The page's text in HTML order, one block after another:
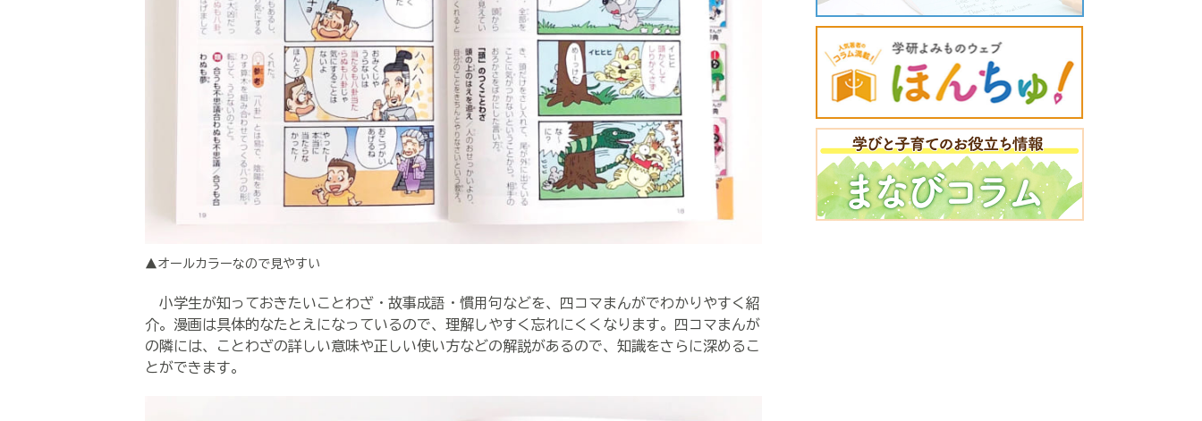
▲オールカラーなので見やすい
小学生が知っておきたいことわざ・故事成語・慣用句などを、四コマまんがでわかりやすく紹
介。漫画は具体的なたとえになっているので、理解しやすく忘れにくくなります。四コマまんが
の隣には、ことわざの詳しい意味や正しい使い方などの解説があるので、知識をさらに深めるこ
とができます。